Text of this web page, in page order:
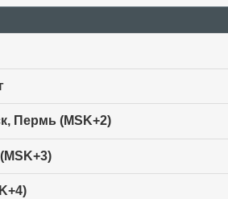
Пермь (MSK+2)